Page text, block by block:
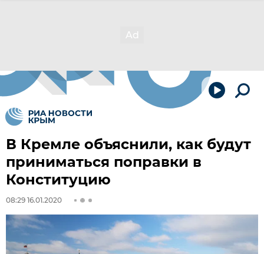
В Кремле объяснили, как будут
приниматься поправки в
Конституцию
08:29 16.01.2020